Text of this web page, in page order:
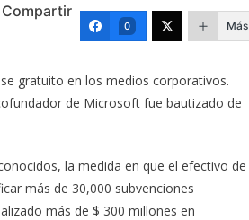
Compartir
0 Más
gratuito en los medios corporativos.
de Microsoft fue bautizado de
la medida en que el efectivo de
más de 30,000 subvenciones
más de $ 300 millones en